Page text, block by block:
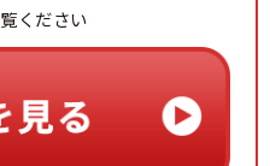
ください